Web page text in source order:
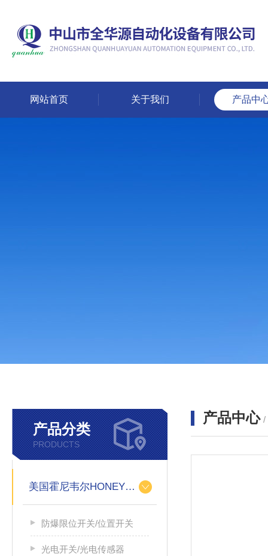
网站首页 关于我们 产品中
产品分类
PRODUCTS
美国霍尼韦尔HONEYWELL
防爆限位开关/位置开关
光电开关/光电传感器
产品中心 /